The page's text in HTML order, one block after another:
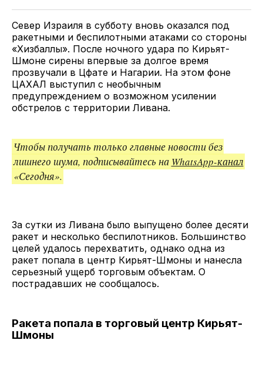
TwitterFacebookTelegramподелитесь
ссылкой
Север Израиля в субботу вновь оказался под
ракетными и беспилотными атаками со стороны
«Хизбаллы». После ночного удара по Кирьят-
Шмоне сирены впервые за долгое время
прозвучали в Цфате и Нагарии. На этом фоне
ЦАХАЛ выступил с необычным
предупреждением о возможном усилении
обстрелов с территории Ливана.
Чтобы получать только главные новости без
лишнего шума, подписывайтесь на WhatsApp-канал
«Сегодня».
За сутки из Ливана было выпущено более десяти
ракет и несколько беспилотников. Большинство
целей удалось перехватить, однако одна из
ракет попала в центр Кирьят-Шмоны и нанесла
серьезный ущерб торговым объектам. О
пострадавших не сообщалось.
Ракета попала в торговый центр Кирьят-
Шмоны